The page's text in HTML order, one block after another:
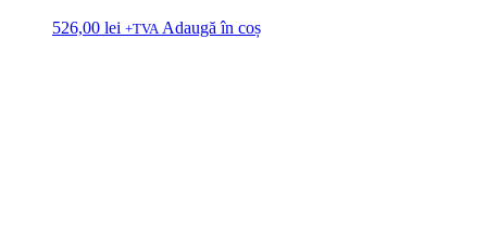
526,00 lei +TVA Adaugă în coș